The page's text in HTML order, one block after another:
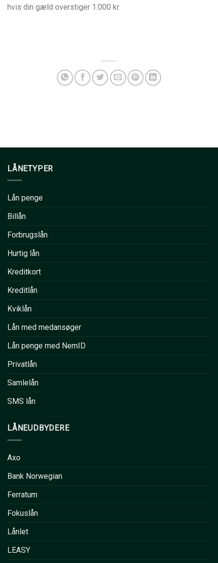
hvis din gæld overstiger 1.000 kr.
LÅNETYPER
Lån penge
Billån
Forbrugslån
Hurtig lån
Kreditkort
Kreditlån
Kviklån
Lån med medansøger
Lån penge med NemID
Privatlån
Samlelån
SMS lån
LÅNEUDBYDERE
Axo
Bank Norwegian
Ferratum
Fokuslån
Lånlet
LEASY